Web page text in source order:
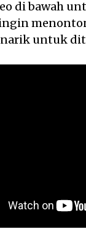
di bawah
untuk